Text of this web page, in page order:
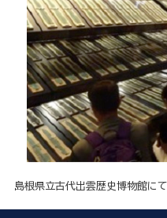
島根県立古代出雲歴史博物館にて